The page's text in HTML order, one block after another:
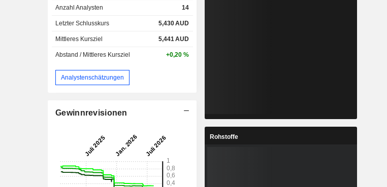
Anzahl Analysten 14
Letzter Schlusskurs 5,430AUD
Mittleres Kursziel 5,441AUD
Abstand / Mittleres Kursziel +0,20 %
Analystenschätzungen
Gewinnrevisionen
Rohstoffe